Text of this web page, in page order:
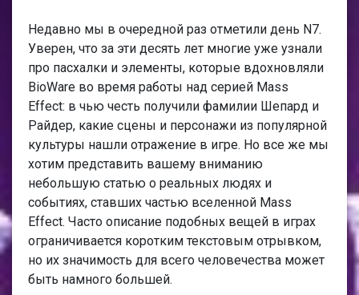
Недавно мы в очередной раз отметили день N7.
Уверен, что за эти десять лет многие уже узнали
про пасхалки и элементы, которые вдохновляли
BioWare во время работы над серией Mass
Effect: в чью честь получили фамилии Шепард и
Райдер, какие сцены и персонажи из популярной
культуры нашли отражение в игре. Но все же мы
хотим представить вашему вниманию
небольшую статью о реальных людях и
событиях, ставших частью вселенной Mass
Effect. Часто описание подобных вещей в играх
ограничивается коротким текстовым отрывком,
но их значимость для всего человечества может
быть намного большей.